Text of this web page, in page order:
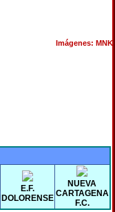
Imágenes: MNK
E.F.
DOLORENSE
NUEVA
CARTAGENA
F.C.